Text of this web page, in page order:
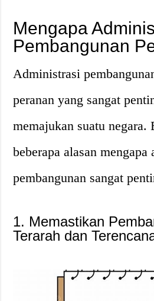
Mengapa
Pembangunan
Administrasi
peranan yang sangat
memajukan suatu negara.
beberapa alasan
pembangunan sangat
1. Memastikan
Terarah dan